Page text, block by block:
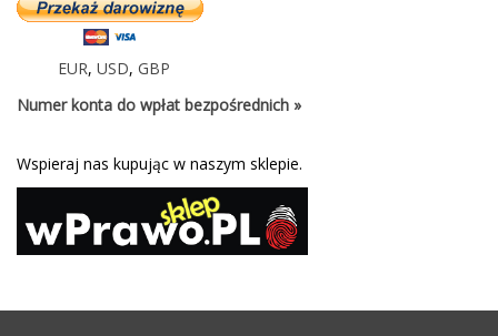
EUR, USD, GBP
Numer konta do wpłat bezpośrednich »
Wspieraj nas kupując w naszym sklepie.